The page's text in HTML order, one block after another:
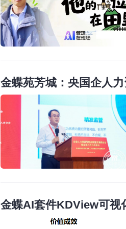
金蝶苑芳城：央国企人
金蝶AI套件KDView可视